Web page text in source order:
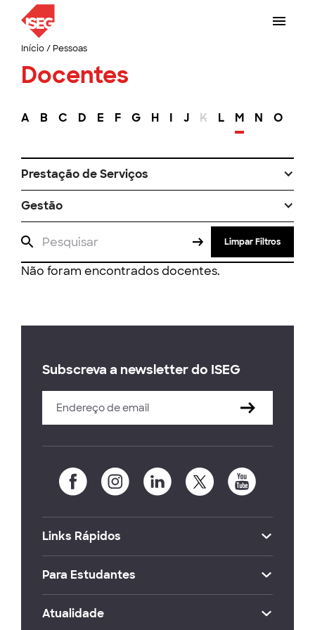
Início/ Pessoas
Docentes
A B C D E F G H I J K L M N O
Prestação de Serviços
Gestão
Limpar Filtros
Não foram encontrados docentes.
Subscreva a newsletter do ISEG
Links Rápidos
Para Estudantes
Atualidade